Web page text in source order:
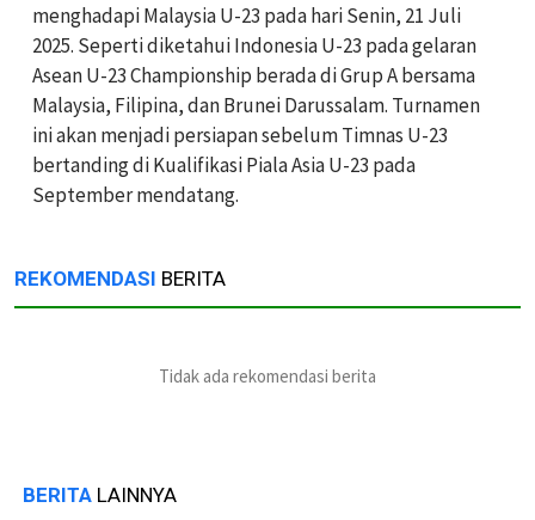
menghadapi Malaysia U-23 pada hari Senin, 21 Juli
2025. Seperti diketahui Indonesia U-23 pada gelaran
Asean U-23 Championship berada di Grup A bersama
Malaysia, Filipina, dan Brunei Darussalam. Turnamen
ini akan menjadi persiapan sebelum Timnas U-23
bertanding di Kualifikasi Piala Asia U-23 pada
September mendatang.
REKOMENDASI BERITA
Tidak ada rekomendasi berita
BERITA LAINNYA